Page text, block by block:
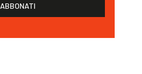
ABBONATI